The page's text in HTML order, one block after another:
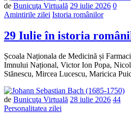
de Bunicuţa Virtuală 29 iulie 2026 Număr
0
Amintirile zilei Istoria românilor
29 Iulie în istoria
Școala Naționala de Medicină și
Imnului Național, Victor Ion Popa,
Stănescu, Mircea Lucescu, Maricica
de Bunicuţa Virtuală 28 iulie 2026 44
Personalitatea zilei